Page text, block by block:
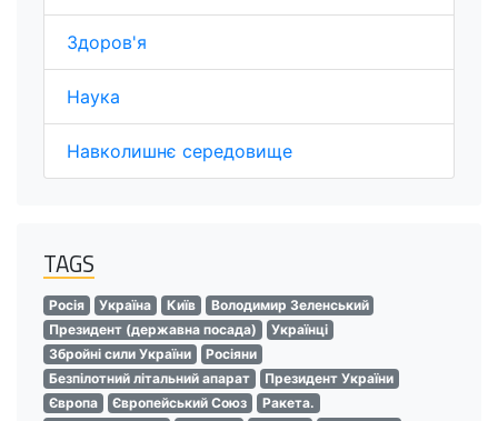
Здоров'я
Наука
Навколишнє середовище
TAGS
Росія Україна Київ
Володимир Зеленський
Президент (державна посада)
Українці
Збройні сили України
Росіяни
Безпілотний літальний апарат
Президент України
Європа
Європейський Союз
Ракета.